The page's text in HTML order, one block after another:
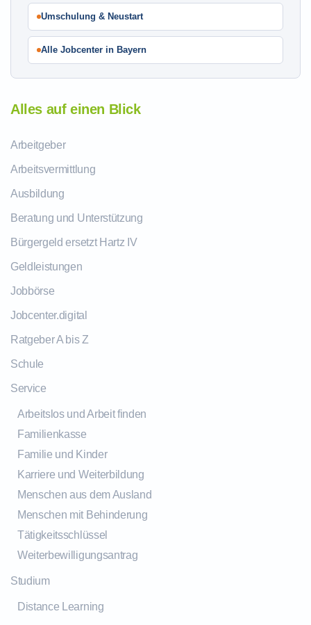
Umschulung & Neustart
Alle Jobcenter in Bayern
Alles auf einen Blick
Arbeitgeber
Arbeitsvermittlung
Ausbildung
Beratung und Unterstützung
Bürgergeld ersetzt Hartz IV
Geldleistungen
Jobbörse
Jobcenter.digital
Ratgeber A bis Z
Schule
Service
Arbeitslos und Arbeit finden
Familienkasse
Familie und Kinder
Karriere und Weiterbildung
Menschen aus dem Ausland
Menschen mit Behinderung
Tätigkeitsschlüssel
Weiterbewilligungsantrag
Studium
Distance Learning